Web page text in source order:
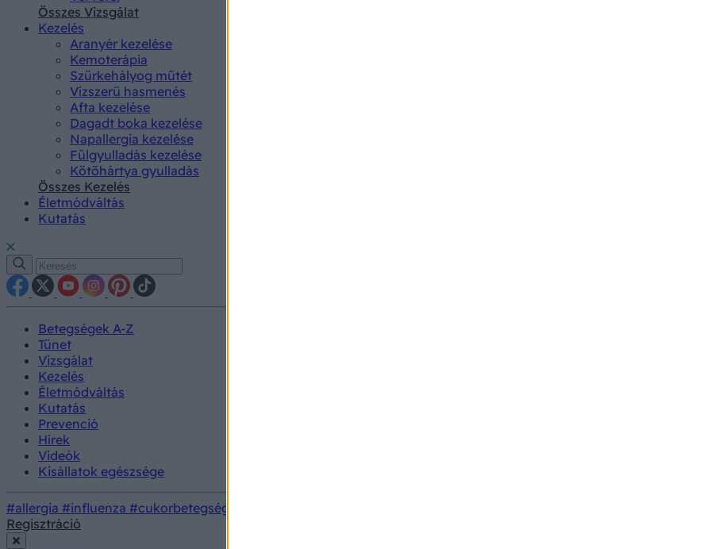
Összes Vizsgálat
Kezelés
Aranyér kezelése
Kemoterápia
Szürkehályog műtét
Vízszerű hasmenés
Afta kezelése
Dagadt boka kezelése
Napallergia kezelése
Fülgyulladás kezelése
Kötőhártya gyulladás
Összes Kezelés
Életmódváltás
Kutatás
Betegségek A-Z
Tünet
Vizsgálat
Kezelés
Életmódváltás
Kutatás
Prevenció
Hírek
Videók
Kisállatok egészsége
#allergia #influenza #cukorbetegség
Regisztráció